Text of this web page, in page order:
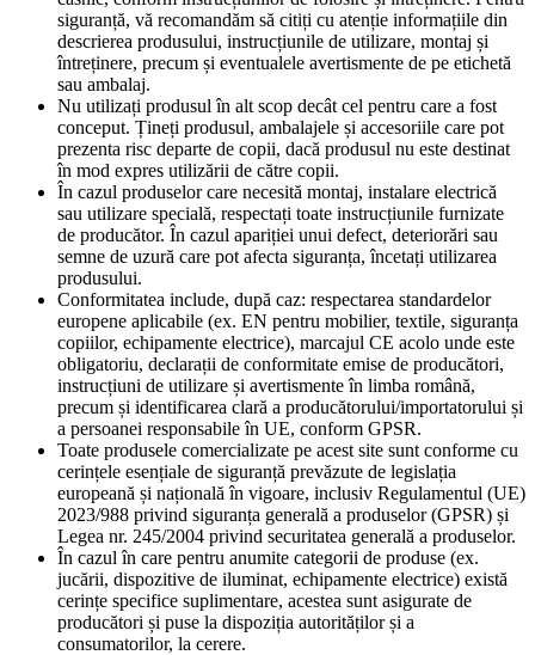
siguranță, vă recomandăm să citiți cu atenție informațiile din
descrierea produsului, instrucțiunile de utilizare, montaj și
întreținere, precum și eventualele avertismente de pe etichetă
sau ambalaj.
Nu utilizați produsul în alt scop decât cel pentru care a fost
conceput. Țineți produsul, ambalajele și accesoriile care pot
prezenta risc departe de copii, dacă produsul nu este destinat
în mod expres utilizării de către copii.
În cazul produselor care necesită montaj, instalare electrică
sau utilizare specială, respectați toate instrucțiunile furnizate
de producător. În cazul apariției unui defect, deteriorări sau
semne de uzură care pot afecta siguranța, încetați utilizarea
produsului.
Conformitatea include, după caz: respectarea standardelor
europene aplicabile (ex. EN pentru mobilier, textile, siguranța
copiilor, echipamente electrice), marcajul CE acolo unde este
obligatoriu, declarații de conformitate emise de producători,
instrucțiuni de utilizare și avertismente în limba română,
precum și identificarea clară a producătorului/importatorului și
a persoanei responsabile în UE, conform GPSR.
Toate produsele comercializate pe acest site sunt conforme cu
cerințele esențiale de siguranță prevăzute de legislația
europeană și națională în vigoare, inclusiv Regulamentul (UE)
2023/988 privind siguranța generală a produselor (GPSR) și
Legea nr. 245/2004 privind securitatea generală a produselor.
În cazul în care pentru anumite categorii de produse (ex.
jucării, dispozitive de iluminat, echipamente electrice) există
cerințe specifice suplimentare, acestea sunt asigurate de
producători și puse la dispoziția autorităților și a
consumatorilor, la cerere.